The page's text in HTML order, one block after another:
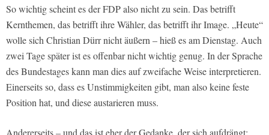
So wichtig scheint es der FDP also nicht zu sein. Das betrifft
Kernthemen, das betrifft ihre Wähler, das betrifft ihr Image. „Heute“
wolle sich Christian Dürr nicht äußern – hieß es am Dienstag. Auch
zwei Tage später ist es offenbar nicht wichtig genug. In der Sprache
des Bundestages kann man dies auf zweifache Weise interpretieren.
Einerseits so, dass es Unstimmigkeiten gibt, man also keine feste
Position hat, und diese austarieren muss.
Andererseits – und das ist eher der Gedanke, der sich aufdrängt: